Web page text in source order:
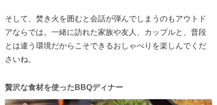
そして、焚き火を囲むと会話が弾んでしまうのもアウトド
アならでは。一緒に訪れた家族や友人、カップルと、普段
とは違う環境だからこそできるおしゃべりを楽しんでくだ
さいね。
贅沢な食材を使ったBBQディナー